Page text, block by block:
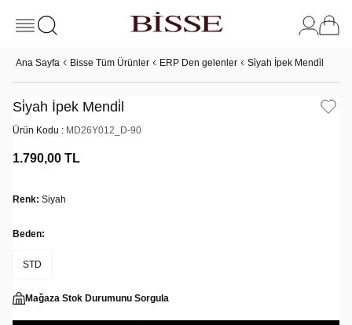
Ana Sayfa Bisse Tüm Ürünler ERP Den gelenler Si̇yah İpek Mendi̇l
Si̇yah İpek Mendi̇l
Ürün Kodu : MD26Y012_D-90
1.790,00 TL
Renk: Siyah
Beden:
STD
Mağaza Stok Durumunu Sorgula